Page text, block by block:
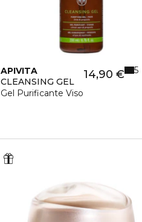
APIVITA
CLEANSING GEL
Gel Purificante Viso
14,90 € 5